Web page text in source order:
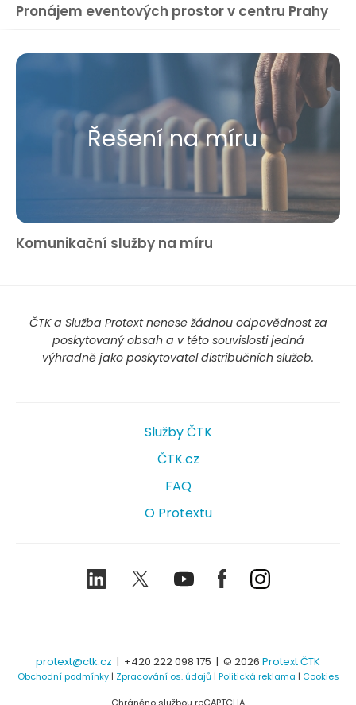
Pronájem eventových prostor v centru Prahy
Řešení na míru
Komunikační služby na míru
ČTK a Služba Protext nenese žádnou odpovědnost za
poskytovaný obsah a v této souvislosti jedná
výhradně jako poskytovatel distribučních služeb.
Služby ČTK
ČTK.cz
FAQ
O Protextu
LinkedIn TwitterYoutubeFacebookInstagram
protext@ctk.cz | +420 222 098 175 | © 2026 Protext ČTK
Obchodní podmínky| Zpracování os. údajů| Politická reklama | Cookies